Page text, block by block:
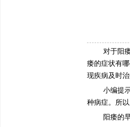
对于阳
痿的症状有
现疾病及时治
小编提
种病症。所
阳痿的